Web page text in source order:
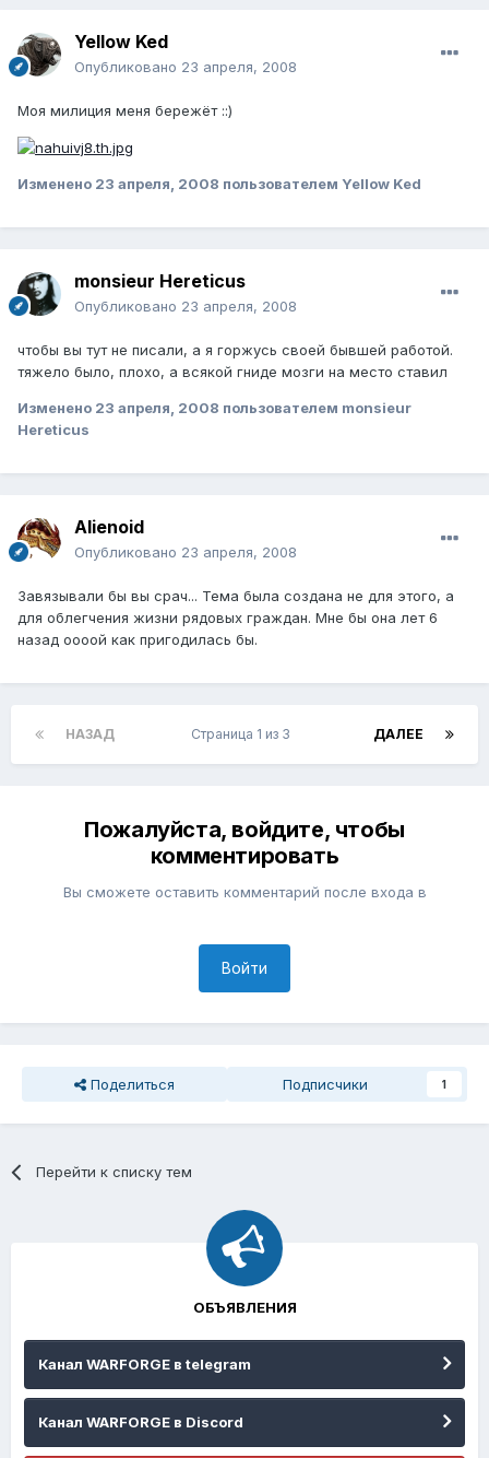
Yellow Ked
Опубликовано 23 апреля, 2008
Моя милиция меня бережёт ::)
Изменено 23 апреля, 2008 пользователем Yellow Ked
monsieur Hereticus
Опубликовано 23 апреля, 2008
чтобы вы тут не писали, а я горжусь своей бывшей работой.
тяжело было, плохо, а всякой гниде мозги на место ставил
Изменено 23 апреля, 2008 пользователем monsieur
Hereticus
Alienoid
Опубликовано 23 апреля, 2008
Завязывали бы вы срач... Тема была создана не для этого, а
для облегчения жизни рядовых граждан. Мне бы она лет 6
назад оооой как пригодилась бы.
НАЗАД ДАЛЕЕ
Страница 1 из 3
Пожалуйста, войдите, чтобы
комментировать
Вы сможете оставить комментарий после входа в
Войти
Поделиться Подписчики 1
Перейти к списку тем
ОБЪЯВЛЕНИЯ
Канал WARFORGE в telegram
Канал WARFORGE в Discord